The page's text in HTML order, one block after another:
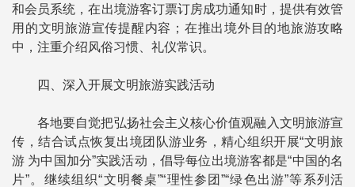
和会员系统，在出境游客订票订房成功通知时，提供有效管
用的文明旅游宣传提醒内容；在推出境外目的地旅游攻略
中，注重介绍风俗习惯、礼仪常识。
四、深入开展文明旅游实践活动
各地要自觉把弘扬社会主义核心价值观融入文明旅游宣
传，结合试点恢复出境团队游业务，精心组织开展“文明旅
游 为中国加分”实践活动，倡导每位出境游客都是“中国的名
片”。继续组织“文明餐桌”“理性参团”“绿色出游”等系列活